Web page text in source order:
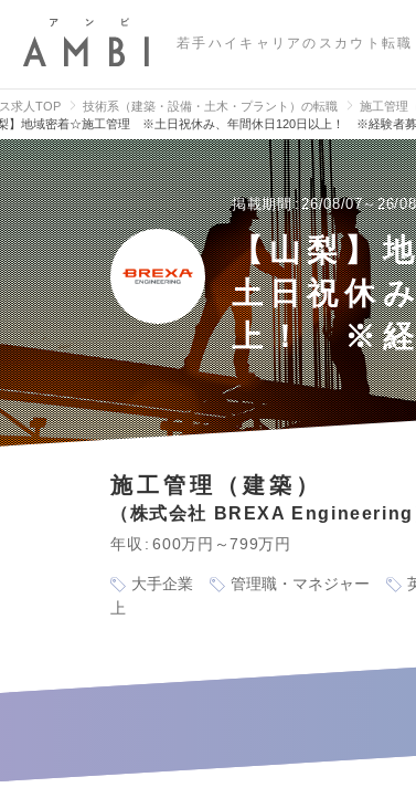
若手ハイキャリアのスカウト転職
求人TOP 技術系（建築・設備・土木・プラント）の転職
施工管理
梨】地域密着☆施工管理 ※土日祝休み、年間休日120日以上！ ※経験者募
掲載期間 26/08/07～26/
【山梨】
土日祝休
上！ ※経
施工管理（建築）
株式会社 BREXA Engineering
年収 600万円～799万円
大手企業 管理職・マネジャー
上